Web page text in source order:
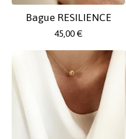
Bague RESILIENCE
45,00 €